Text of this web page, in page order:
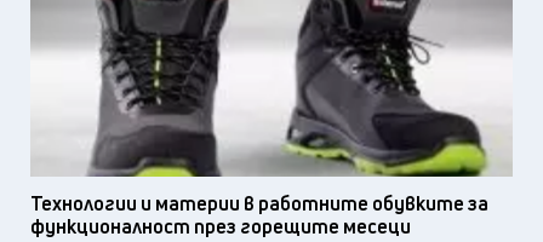
Технологии и материи в работните обувките за
функционалност през горещите месеци